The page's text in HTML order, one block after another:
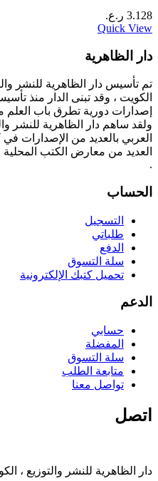
3.128 ر.ع.
Quick View
دار الظاهرية
الكويت ، وقد تبنى الدار منذ
إصدارات دورية تطرق باب
ولقد ساهم دار الظاهرية للنشر
العربي بالعديد من الإصدارات
العديد من معارض الكتب
.
الحساب
التسجيل
طلباتي
الدفع
سلة التسوق
تحميل كتبك الإلكترونية
الدعم
حسابي
المفضلة
سلة التسوق
متابعة الطلب
تواصل معنا
اتصل
دار الظاهرية للنشر والتوزيع ،